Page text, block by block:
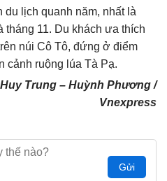
lịch quanh năm, nhất là
tháng 11. Du khách ưa thích
núi Cô Tô, đứng ở điểm
cảnh ruộng lúa Tà Pạ.
Trung – Huỳnh Phương /
Vnexpress
Gửi